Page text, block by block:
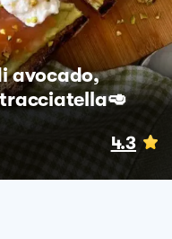
avocado,
4.3